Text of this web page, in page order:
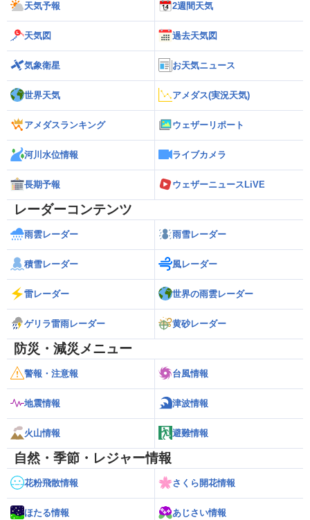
天気予報 2週間天気
天気図 過去天気図
気象衛星 お天気ニュース
世界天気 アメダス(実況天気)
アメダスランキング ウェザーリポート
河川水位情報 ライブカメラ
長期予報 ウェザーニュースLiVE
レーダーコンテンツ
雨雲レーダー 雨雪レーダー
積雪レーダー 風レーダー
雷レーダー 世界の雨雲レーダー
ゲリラ雷雨レーダー 黄砂レーダー
防災・減災メニュー
警報・注意報 台風情報
地震情報 津波情報
火山情報 避難情報
自然・季節・レジャー情報
花粉飛散情報 さくら開花情報
ほたる情報 あじさい情報